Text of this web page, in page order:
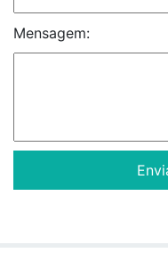
Mensagem: